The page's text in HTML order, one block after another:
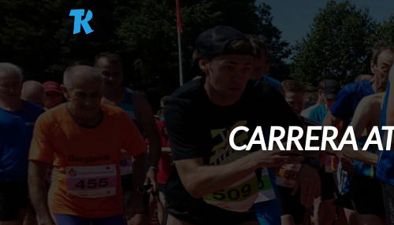
Pasar al contenido principal
CARRERA